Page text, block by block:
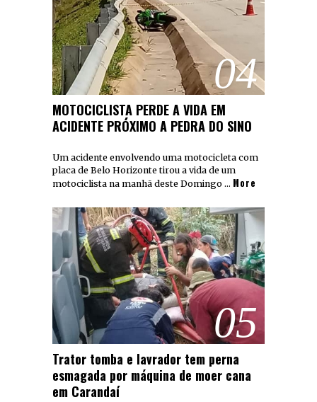
04
MOTOCICLISTA PERDE A VIDA EM
ACIDENTE PRÓXIMO A PEDRA DO SINO
Um acidente envolvendo uma motocicleta com
placa de Belo Horizonte tirou a vida de um
motociclista na manhã deste Domingo … More
05
Trator tomba e lavrador tem perna
esmagada por máquina de moer cana
em Carandaí